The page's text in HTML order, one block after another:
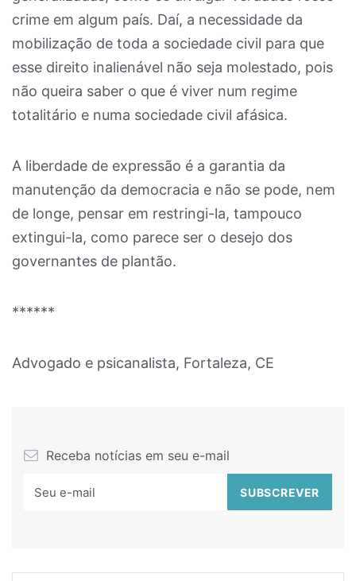
crime em algum país. Daí, a necessidade da
mobilização de toda a sociedade civil para que
esse direito inalienável não seja molestado, pois
não queira saber o que é viver num regime
totalitário e numa sociedade civil afásica.
A liberdade de expressão é a garantia da
manutenção da democracia e não se pode, nem
de longe, pensar em restringi-la, tampouco
extingui-la, como parece ser o desejo dos
governantes de plantão.
******
Advogado e psicanalista, Fortaleza, CE
Receba notícias em seu e-mail